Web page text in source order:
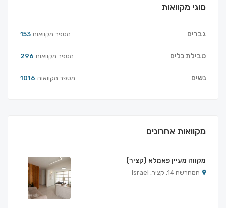
סוגי מקוואות
גברים 153 מספר מקוואות
טבילת כלים 296 מספר מקוואות
נשים 1016 מספר מקוואות
מקוואות אחרונים
מקווה מעיין פאמלא (קציר)
המחרשה 14, קציר, Israel